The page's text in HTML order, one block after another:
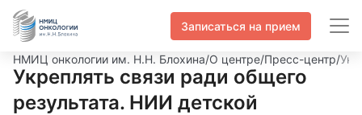
Записаться на прием
НМИЦ онкологии им. Н.Н. Блохина/О центре/Пресс-центр/
Укреплять связи ради общего
результата. НИИ детской